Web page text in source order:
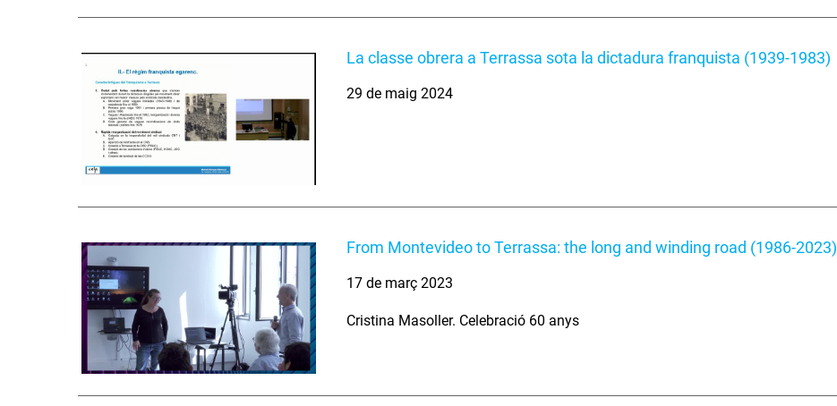
La classe obrera a Terrassa sota la dictadura franquista (1939-1983)
29 de maig 2024
From Montevideo to Terrassa: the long and winding road (1986-2023)
17 de març 2023
Cristina Masoller. Celebració 60 anys